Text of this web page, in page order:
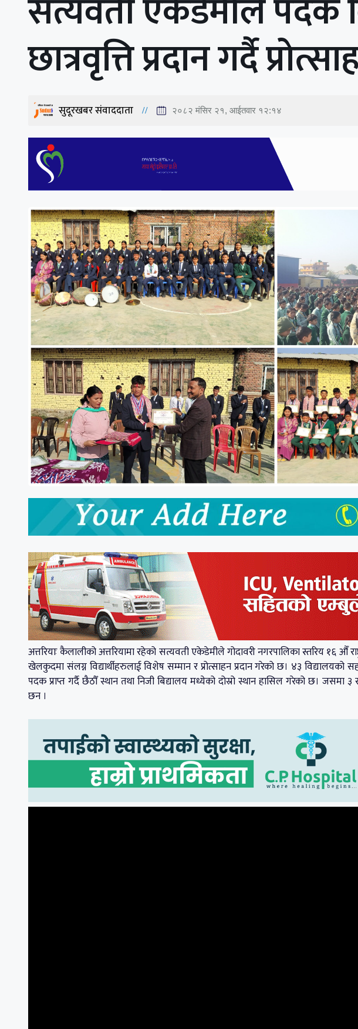
सत्यवती एकेडेमीले पदक
छात्रवृत्ति प्रदान गर्दै
सुदूरखबर संवाददाता २०८२ मंसिर २१, आईतवार १२:१४
अत्तरियाः कैलालीको अत्तरियामा रहेको सत्यवती एकेडेमीले गोदावरी नगरपालिका स्तरिय १६ औँ
खेलकुदमा संलग्न विद्यार्थीहरुलाई विशेष सम्मान र प्रोत्साहन प्रदान गरेको छ। ४३ विद्यालयको
पदक प्राप्त गर्दै छैठौँ स्थान तथा निजी बिद्यालय मध्येको दोस्रो स्थान हासिल गरेको छ।
छन ।